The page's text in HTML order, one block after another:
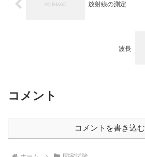
放射線の測定
波長
コメント
コメントを書き込む